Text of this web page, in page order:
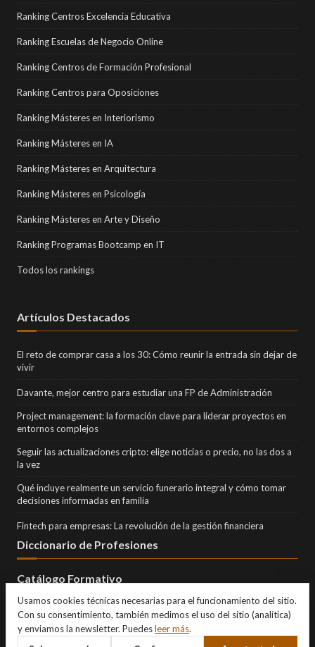
Ranking Centros Excelencia Educativa
Ranking Escuelas de Negocio Online
Ranking Centros de Formación Profesional
Ranking Centros para Oposiciones
Ranking Másteres en Interiorismo
Ranking Másteres en IA
Ranking Másteres en Arquitectura
Ranking Másteres en Psicología
Ranking Másteres en Arte y Diseño
Ranking Programas Bootcamp en IT
Todos los rankings
Artículos Destacados
El reto de comprar casa a los 30: Cómo reunir la entrada sin dejar de
vivir
Davante, mejor centro para estudiar una FP de Administración
Project management: la formación clave para liderar proyectos en
entornos complejos
Seguir las actualizaciones cripto: elige noticias o precio, no las dos a
la vez
Qué incluye realmente un servicio funerario integral y cómo tomar
decisiones informadas en familia
Fintech para empresas: La revolución de la gestión financiera
Diccionario de Profesiones
Catálogo Formativo
Usamos cookies técnicas necesarias para el funcionamiento del sitio.
Con su consentimiento, también medimos el uso del sitio (analítica)
y enviamos la newsletter. Puedesleer más.